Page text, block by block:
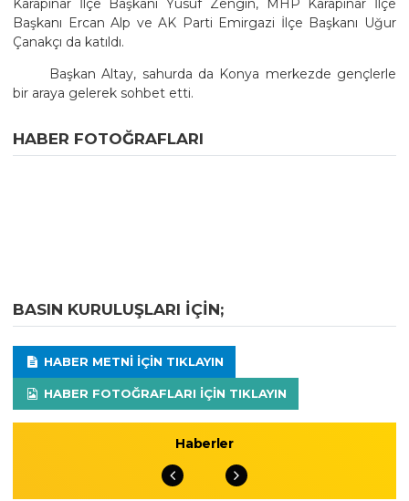
Karapınar İlçe Başkanı Yusuf Zengin, MHP Karapınar İlçe
Başkanı Ercan Alp ve AK Parti Emirgazi İlçe Başkanı Uğur
Çanakçı da katıldı.
Başkan Altay, sahurda da Konya merkezde gençlerle
bir araya gelerek sohbet etti.
HABER FOTOĞRAFLARI
BASIN KURULUŞLARI IÇIN;
HABER METNI IÇIN TIKLAYIN
HABER FOTOĞRAFLARI IÇIN TIKLAYIN
Haberler